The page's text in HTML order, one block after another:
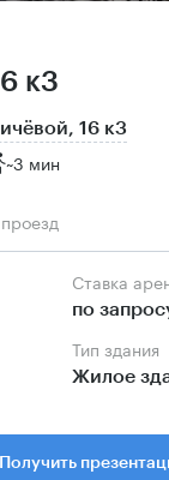
к3
16 к3
~3 мин
Ставка
по
Тип здания
Жилое
Получить